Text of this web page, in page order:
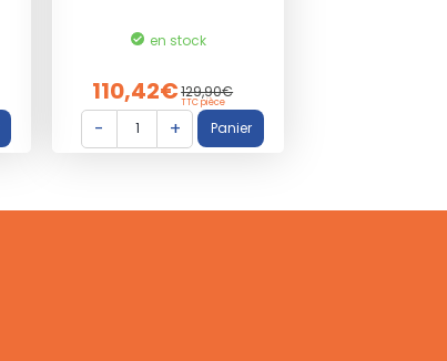
en stock
110,42€129,90€
TTC pièce